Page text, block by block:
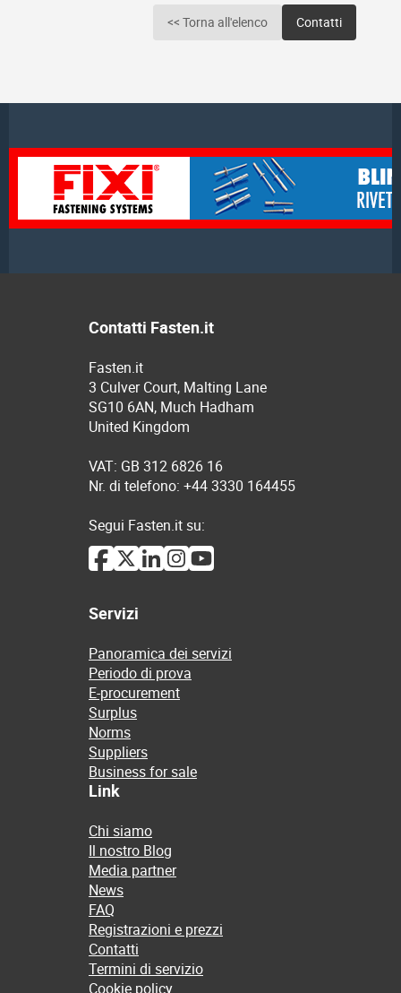
<< Torna all'elenco Contatti
Contatti Fasten.it
Fasten.it
3 Culver Court, Malting Lane
SG10 6AN, Much Hadham
United Kingdom
VAT: GB 312 6826 16
Nr. di telefono: +44 3330 164455
Segui Fasten.it su:
Servizi
Panoramica dei servizi
Periodo di prova
E-procurement
Surplus
Norms
Suppliers
Business for sale
Link
Chi siamo
Il nostro Blog
Media partner
News
FAQ
Registrazioni e prezzi
Contatti
Termini di servizio
Cookie policy